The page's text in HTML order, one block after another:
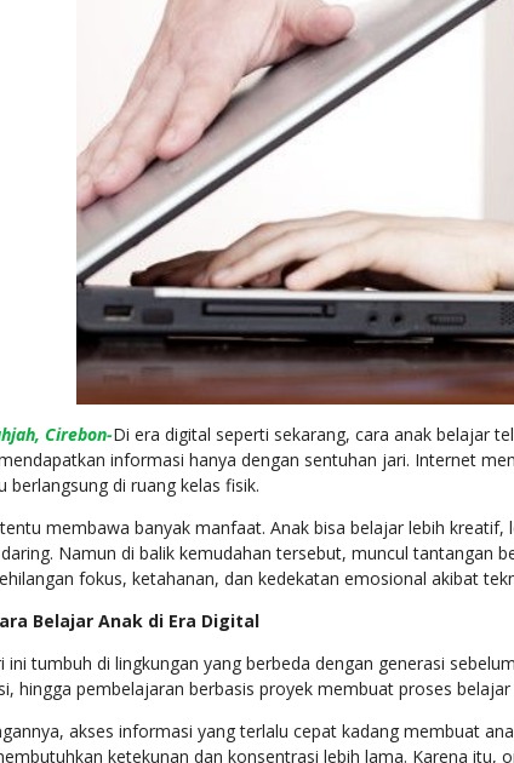
, Cirebon-Di era digital seperti sekarang, cara anak belajar
informasi hanya dengan sentuhan jari. Internet
berlangsung di ruang kelas fisik.
membawa banyak manfaat. Anak bisa belajar lebih
Namun di balik kemudahan tersebut, muncul tantangan
fokus, ketahanan, dan kedekatan emosional akibat
Belajar Anak di Era Digital
ini tumbuh di lingkungan yang berbeda dengan generasi
hingga pembelajaran berbasis proyek membuat proses
akses informasi yang terlalu cepat kadang membuat
ketekunan dan konsentrasi lebih lama. Karena